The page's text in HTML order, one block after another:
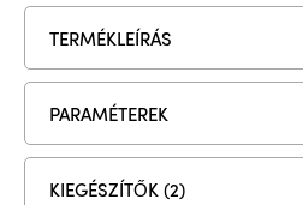
TERMÉKLEÍRÁS
PARAMÉTEREK
KIEGÉSZÍTŐK (2)